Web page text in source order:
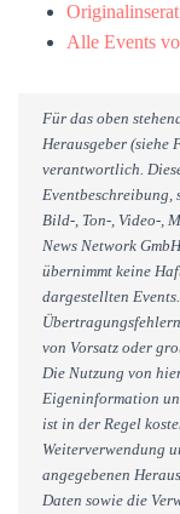
Alle Events
Für das oben
Herausgeber (siehe
verantwortlich.
Eventbeschreibung,
Bild-, Ton-, Video-,
News Network GmbH
übernimmt keine
dargestellten
von Vorsatz oder
Die Nutzung von
Eigeninformation
ist in der Regel
Weiterverwendung
angegebenen
Daten sowie die